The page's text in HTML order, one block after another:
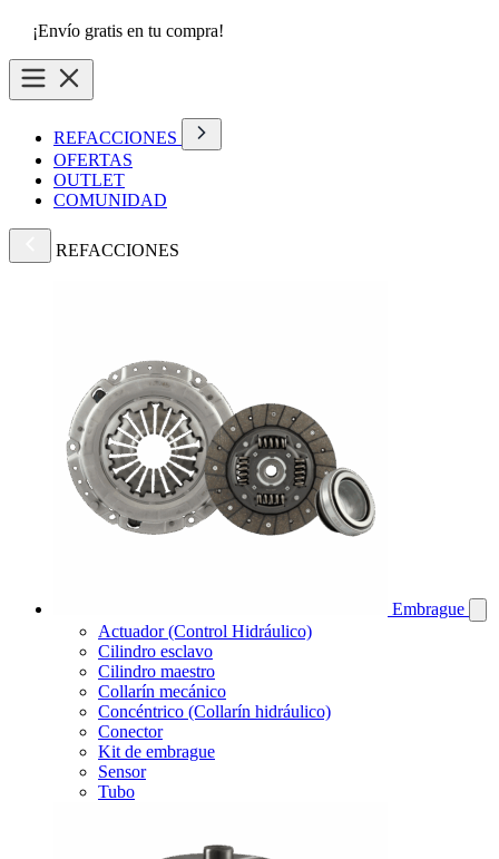
¡Envío gratis en tu compra!
REFACCIONES
OFERTAS
OUTLET
COMUNIDAD
REFACCIONES
Embrague
Actuador (Control Hidráulico)
Cilindro esclavo
Cilindro maestro
Collarín mecánico
Concéntrico (Collarín hidráulico)
Conector
Kit de embrague
Sensor
Tubo